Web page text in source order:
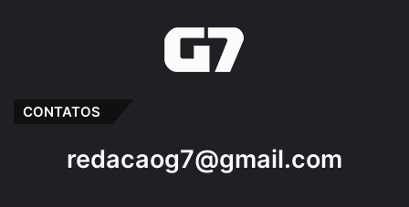
CONTATOS
redacaog7@gmail.com